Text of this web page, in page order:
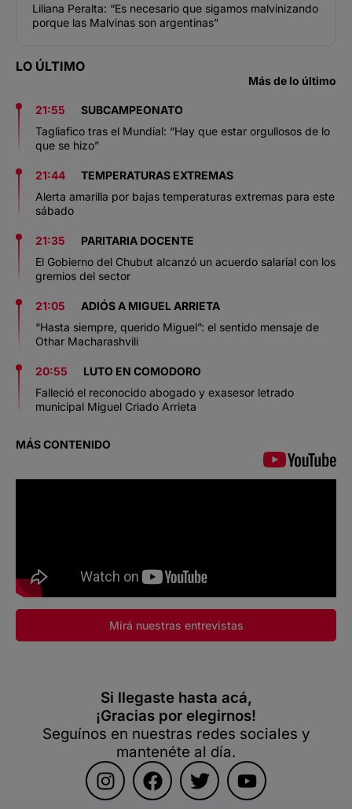
Liliana Peralta: “Es necesario que sigamos malvinizando
porque las Malvinas son argentinas”
LO ÚLTIMO
Más de lo último
21:55
SUBCAMPEONATO
Tagliafico tras el Mundial: “Hay que estar orgullosos de lo
que se hizo”
21:44
TEMPERATURAS EXTREMAS
Alerta amarilla por bajas temperaturas extremas para este
sábado
21:35
PARITARIA DOCENTE
El Gobierno del Chubut alcanzó un acuerdo salarial con los
gremios del sector
21:05
ADIÓS A MIGUEL ARRIETA
“Hasta siempre, querido Miguel”: el sentido mensaje de
Othar Macharashvili
20:55
LUTO EN COMODORO
Falleció el reconocido abogado y exasesor letrado
municipal Miguel Criado Arrieta
MÁS CONTENIDO
Mirá nuestras entrevistas
Si llegaste hasta acá,
¡Gracias por elegirnos!
Seguínos en nuestras redes sociales y
mantenéte al día.